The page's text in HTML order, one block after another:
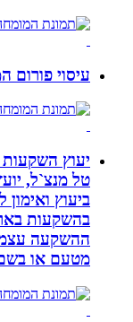
עיסוי פורום
יעוץ השקעות
טל מנצ`ל, יועץ
ביעוץ ואימון
בהשקעות בארה”ב
ההשקעה עצמו.
מטעם או בשם